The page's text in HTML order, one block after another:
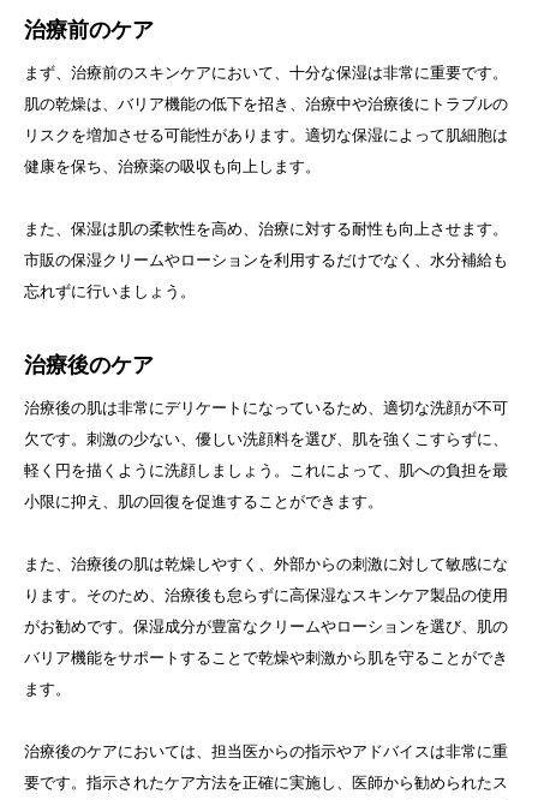
治療前のケア
まず、治療前のスキンケアにおいて、十分な保湿は非常に重要です。
肌の乾燥は、バリア機能の低下を招き、治療中や治療後にトラブルの
リスクを増加させる可能性があります。適切な保湿によって肌細胞は
健康を保ち、治療薬の吸収も向上します。
また、保湿は肌の柔軟性を高め、治療に対する耐性も向上させます。
市販の保湿クリームやローションを利用するだけでなく、水分補給も
忘れずに行いましょう。
治療後のケア
治療後の肌は非常にデリケートになっているため、適切な洗顔が不可
欠です。刺激の少ない、優しい洗顔料を選び、肌を強くこすらずに、
軽く円を描くように洗顔しましょう。これによって、肌への負担を最
小限に抑え、肌の回復を促進することができます。
また、治療後の肌は乾燥しやすく、外部からの刺激に対して敏感にな
ります。そのため、治療後も怠らずに高保湿なスキンケア製品の使用
がお勧めです。保湿成分が豊富なクリームやローションを選び、肌の
バリア機能をサポートすることで乾燥や刺激から肌を守ることができ
ます。
治療後のケアにおいては、担当医からの指示やアドバイスは非常に重
要です。指示されたケア方法を正確に実施し、医師から勧められたス